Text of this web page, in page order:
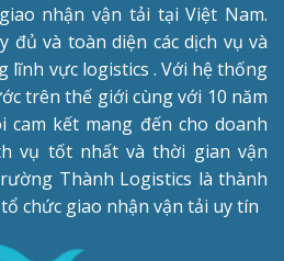
nhận vận tải tại Việt Nam.
đủ và toàn diện các dịch vụ và
lĩnh vực logistics . Với hệ thống
trên thế giới cùng với 10 năm
cam kết mang đến cho doanh
vụ tốt nhất và thời gian vận
Thành Logistics là thành
chức giao nhận vận tải uy tín